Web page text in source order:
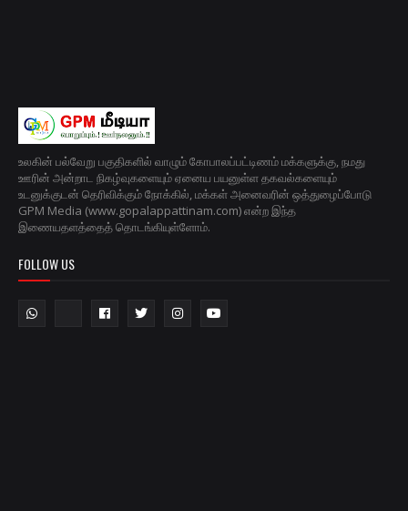
உலகின் பல்வேறு பகுதிகளில் வாழும் கோபாலப்பட்டிணம் மக்களுக்கு, நமது
ஊரின் அன்றாட நிகழ்வுகளையும் ஏனைய பயனுள்ள தகவல்களையும்
உடனுக்குடன் தெரிவிக்கும் நோக்கில், மக்கள் அனைவரின் ஒத்துழைப்போடு
GPM Media (www.gopalappattinam.com) என்ற இந்த
இணையதளத்தைத் தொடங்கியுள்ளோம்.
FOLLOW US